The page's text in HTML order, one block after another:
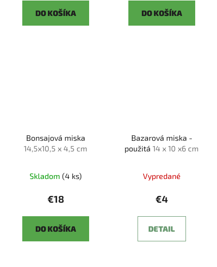
DO KOŠÍKA DO KOŠÍKA
Bonsajová miska
14,5x10,5 x 4,5 cm
Skladom (4 ks)
€18
DO KOŠÍKA
Bazarová miska -
použitá 14 x 10 x6 cm
Vypredané
€4
DETAIL